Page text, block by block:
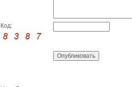
Код: